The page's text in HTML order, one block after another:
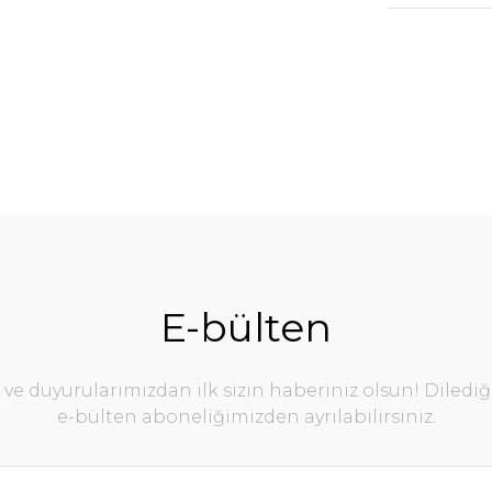
E-bülten
ve duyurularımızdan ilk sizin haberiniz olsun!
e-bülten aboneliğimizden ayrılabilirsiniz.